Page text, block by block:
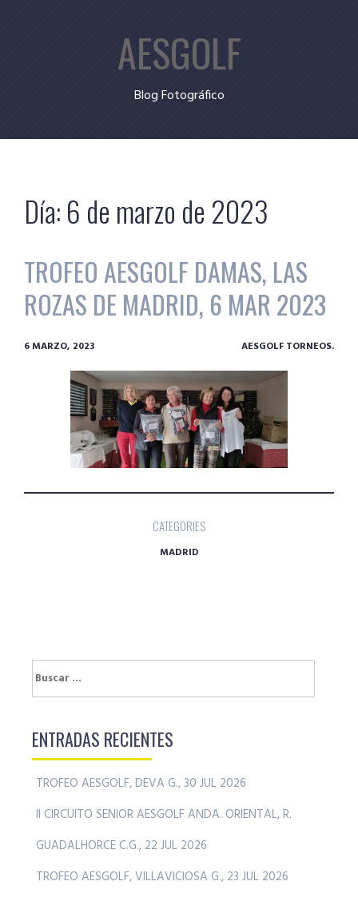
AESGOLF
Blog Fotográfico
Día:6 de marzo de 2023
TROFEO AESGOLF DAMAS, LAS
ROZAS DE MADRID, 6 MAR 2023
6 MARZO, 2023 AESGOLF TORNEOS.
CATEGORIES
MADRID
Buscar:
ENTRADAS RECIENTES
TROFEO AESGOLF, DEVA G., 30 JUL 2026
II CIRCUITO SENIOR AESGOLF ANDA. ORIENTAL, R.
GUADALHORCE C.G., 22 JUL 2026
TROFEO AESGOLF, VILLAVICIOSA G., 23 JUL 2026